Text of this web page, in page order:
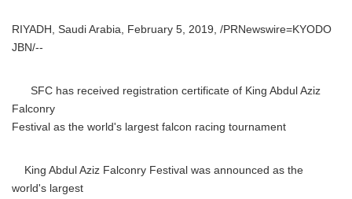
RIYADH, Saudi Arabia, February 5, 2019, /PRNewswire=KYODO
JBN/--
SFC has received registration certificate of King Abdul Aziz
Falconry
Festival as the world's largest falcon racing tournament
King Abdul Aziz Falconry Festival was announced as the
world's largest